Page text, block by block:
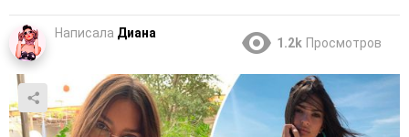
Написала Диана
1.2k Просмотров